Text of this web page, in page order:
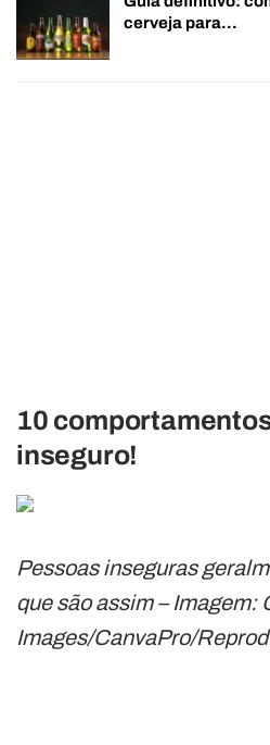
cerveja para…
10
inseguro!
Pessoas inseguras
que são assim – Imagem:
Images/CanvaPro/